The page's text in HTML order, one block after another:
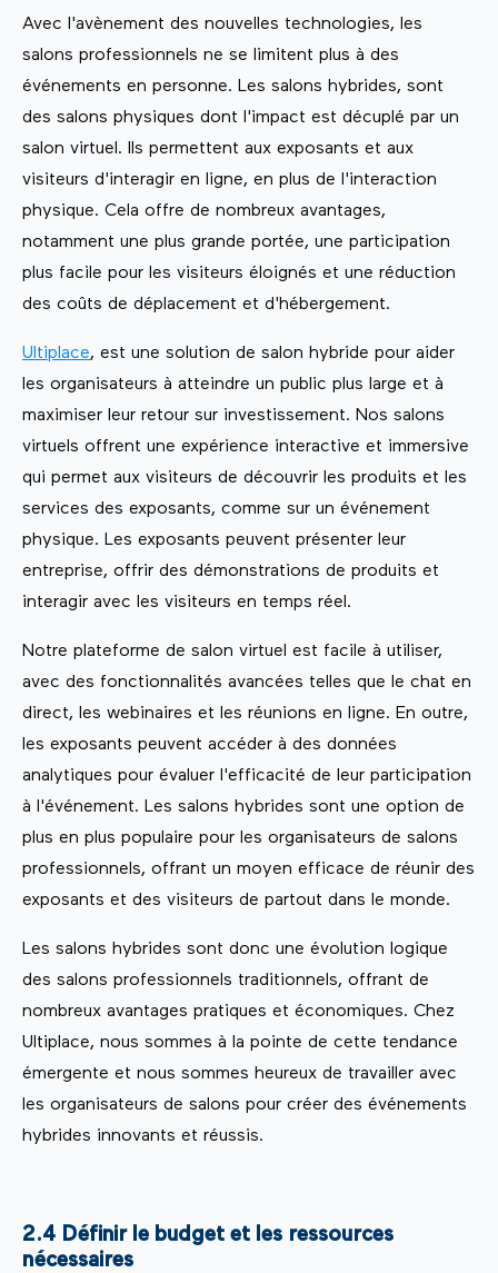
Avec l'avènement des nouvelles technologies, les
salons professionnels ne se limitent plus à des
événements en personne. Les salons hybrides, sont
des salons physiques dont l'impact est décuplé par un
salon virtuel. Ils permettent aux exposants et aux
visiteurs d'interagir en ligne, en plus de l'interaction
physique. Cela offre de nombreux avantages,
notamment une plus grande portée, une participation
plus facile pour les visiteurs éloignés et une réduction
des coûts de déplacement et d'hébergement.
Ultiplace, est une solution de salon hybride pour aider
les organisateurs à atteindre un public plus large et à
maximiser leur retour sur investissement. Nos salons
virtuels offrent une expérience interactive et immersive
qui permet aux visiteurs de découvrir les produits et les
services des exposants, comme sur un événement
physique. Les exposants peuvent présenter leur
entreprise, offrir des démonstrations de produits et
interagir avec les visiteurs en temps réel.
Notre plateforme de salon virtuel est facile à utiliser,
avec des fonctionnalités avancées telles que le chat en
direct, les webinaires et les réunions en ligne. En outre,
les exposants peuvent accéder à des données
analytiques pour évaluer l'efficacité de leur participation
à l'événement. Les salons hybrides sont une option de
plus en plus populaire pour les organisateurs de salons
professionnels, offrant un moyen efficace de réunir des
exposants et des visiteurs de partout dans le monde.
Les salons hybrides sont donc une évolution logique
des salons professionnels traditionnels, offrant de
nombreux avantages pratiques et économiques. Chez
Ultiplace, nous sommes à la pointe de cette tendance
émergente et nous sommes heureux de travailler avec
les organisateurs de salons pour créer des événements
hybrides innovants et réussis.
2.4 Définir le budget et les ressources
nécessaires